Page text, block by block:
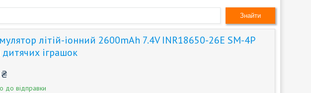
Знайти
літій-іонний 2600mAh 7.4V INR18650-26E SM-4P
іграшок
до відправки